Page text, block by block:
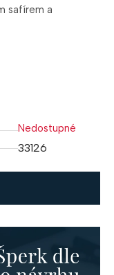
safírem a
Nedostupné
33126